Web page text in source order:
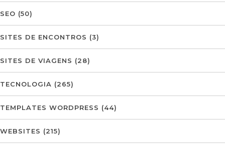
SEO (50)
SITES DE ENCONTROS (3)
SITES DE VIAGENS (28)
TECNOLOGIA (265)
TEMPLATES WORDPRESS (44)
WEBSITES (215)